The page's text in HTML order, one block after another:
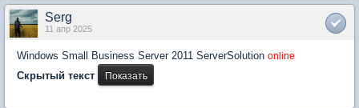
Serg
11 апр 2025
Windows Small Business Server 2011 ServerSolution online
Скрытый текст